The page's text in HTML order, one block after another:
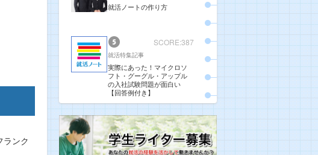
ランク
就活ノートの作り方
SCORE:387
就活特集記事
実際にあった！マイクロソ
フト・グーグル・アップル
の入社試験問題が面白い
【回答例付き】